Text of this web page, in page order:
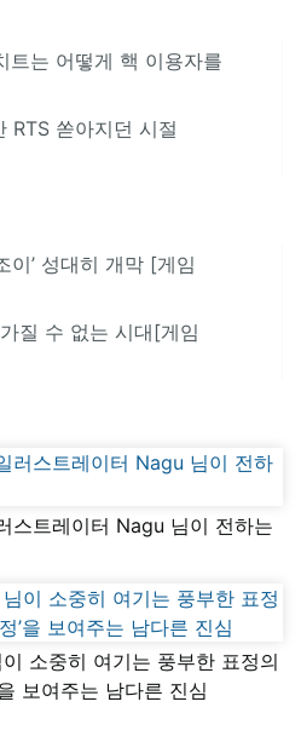
트는 어떻게 핵 이용자를
RTS 쏟아지던 시절
이’ 성대히 개막 [게임
질 수 없는 시대[게임
스트레이터 Nagu 님이 전하는
소중히 여기는 풍부한 표정의
보여주는 남다른 진심